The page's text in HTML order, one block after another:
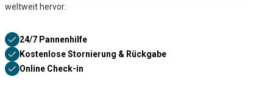
weltweit hervor.
24/7 Pannenhilfe
Kostenlose Stornierung & Rückgabe
Online Check-in